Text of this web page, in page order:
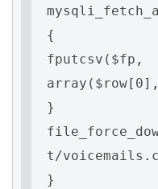
{
fputcsv($fp,
}
t/
}